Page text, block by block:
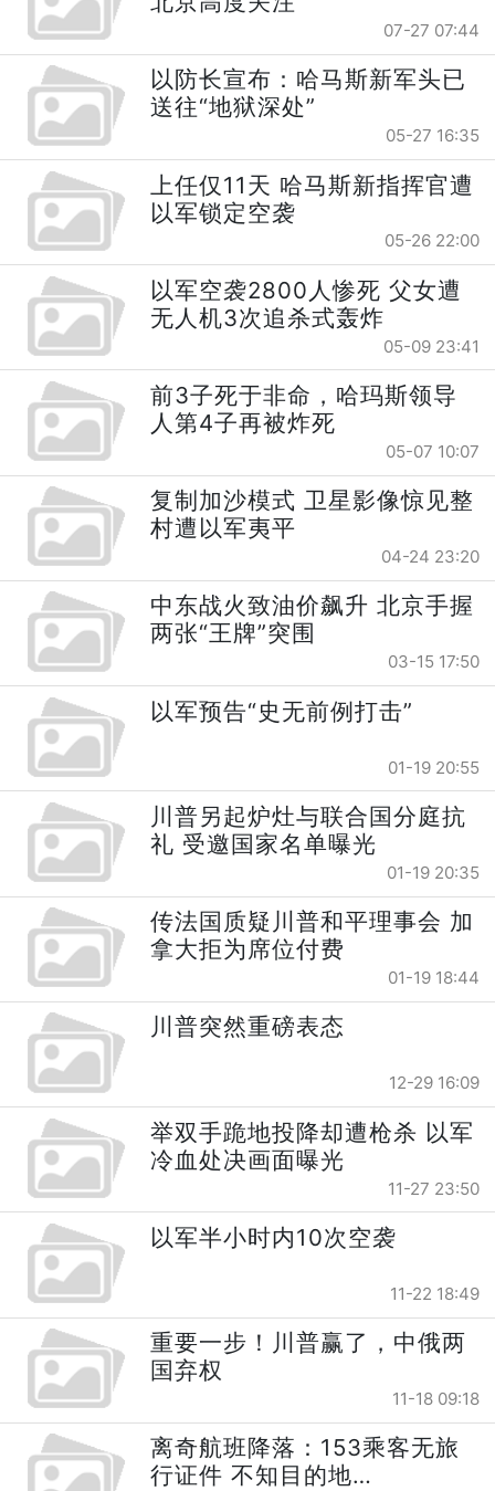
07-27 07:44
以防长宣布：哈马斯新军头已
送往“地狱深处”
05-27 16:35
上任仅11天 哈马斯新指挥官遭
以军锁定空袭
05-26 22:00
以军空袭2800人惨死 父女遭
无人机3次追杀式轰炸
05-09 23:41
前3子死于非命，哈玛斯领导
人第4子再被炸死
05-07 10:07
复制加沙模式 卫星影像惊见整
村遭以军夷平
04-24 23:20
中东战火致油价飙升 北京手握
两张“王牌”突围
03-15 17:50
以军预告“史无前例打击”
01-19 20:55
川普另起炉灶与联合国分庭抗
礼 受邀国家名单曝光
01-19 20:35
传法国质疑川普和平理事会 加
拿大拒为席位付费
01-19 18:44
川普突然重磅表态
12-29 16:09
举双手跪地投降却遭枪杀 以军
冷血处决画面曝光
11-27 23:50
以军半小时内10次空袭
11-22 18:49
重要一步！川普赢了，中俄两
国弃权
11-18 09:18
离奇航班降落：153乘客无旅
行证件 不知目的地…